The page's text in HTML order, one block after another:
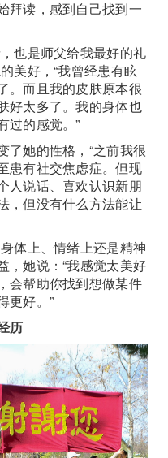
拜读，感到自己找到一
也是师父给我最好的礼
美好，“我曾经患有眩
。而且我的皮肤原本很
好太多了。我的身体也
过的感觉。”
了她的性格，“之前我很
患有社交焦虑症。但现
人说话、喜欢认识新朋
，但没有什么方法能让
体上、情绪上还是精神
，她说：“我感觉太美好
会帮助你找到想做某件
更好。”
历